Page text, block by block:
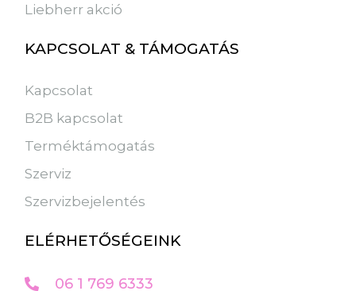
Liebherr akció
KAPCSOLAT & TÁMOGATÁS
Kapcsolat
B2B kapcsolat
Terméktámogatás
Szerviz
Szervizbejelentés
ELÉRHETŐSÉGEINK
06 1 769 6333